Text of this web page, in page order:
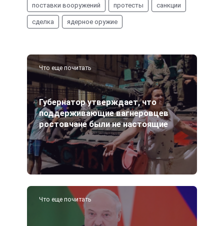
поставки вооружений протесты санкции
сделка ядерное оружие
Что еще почитать
Губернатор утверждает, что
поддерживающие вагнеровцев
ростовчане были не настоящие
Что еще почитать